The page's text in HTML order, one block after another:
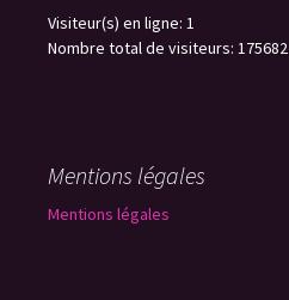
Visiteur(s) en ligne: 1
Nombre total de visiteurs: 175682
Mentions légales
Mentions légales